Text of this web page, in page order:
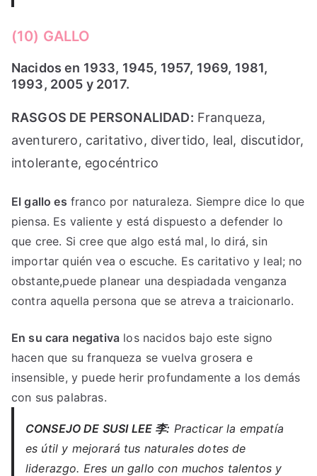
(10) GALLO
Nacidos en 1933, 1945, 1957, 1969, 1981,
1993, 2005 y 2017.
RASGOS DE PERSONALIDAD: Franqueza,
aventurero, caritativo, divertido, leal, discutidor,
intolerante, egocéntrico
El gallo es franco por naturaleza. Siempre dice lo que
piensa. Es valiente y está dispuesto a defender lo
que cree. Si cree que algo está mal, lo dirá, sin
importar quién vea o escuche. Es caritativo y leal; no
obstante,puede planear una despiadada venganza
contra aquella persona que se atreva a traicionarlo.
En su cara negativa los nacidos bajo este signo
hacen que su franqueza se vuelva grosera e
insensible, y puede herir profundamente a los demás
con sus palabras.
CONSEJO DE SUSI LEE 李: Practicar la empatía
es útil y mejorará tus naturales dotes de
liderazgo. Eres un gallo con muchos talentos y